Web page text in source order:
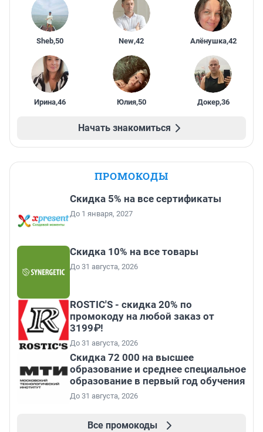
Sheb,50 New,42 Алёнушка,42
Ирина,46 Юлия,50 Докер,36
Начать знакомиться
ПРОМОКОДЫ
Скидка 5% на все сертификаты
До 1 января, 2027
Скидка 10% на все товары
До 31 августа, 2026
ROSTIC'S - скидка 20% по
промокоду на любой заказ от
3199₽!
До 31 августа, 2026
Скидка 72 000 на высшее
образование и среднее специальное
образование в первый год обучения
До 31 августа, 2026
Все промокоды